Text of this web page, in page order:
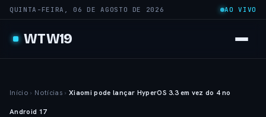
QUINTA-FEIRA, 06 DE AGOSTO DE 2026 AO VIVO
WTW19
Início › Notícias › Xiaomi pode lançar HyperOS 3.3 em vez do 4 no
Android 17